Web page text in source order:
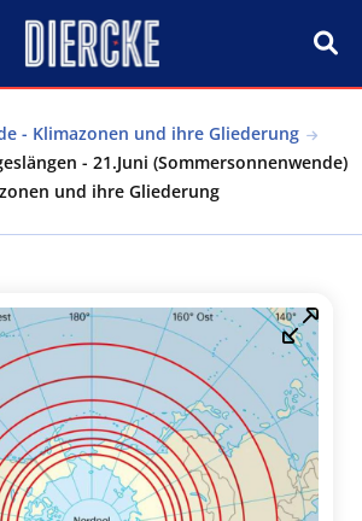
- Klimazonen und ihre Gliederung
- 21.Juni (Sommersonnenwende)
und ihre Gliederung